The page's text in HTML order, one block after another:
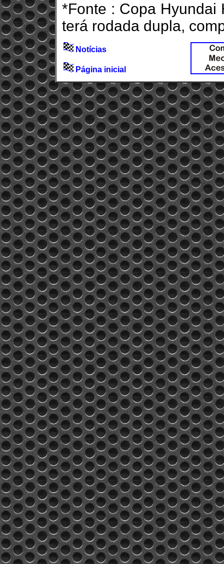
*Fonte : Copa Hyundai
terá rodada dupla,
Notícias
Página inicial